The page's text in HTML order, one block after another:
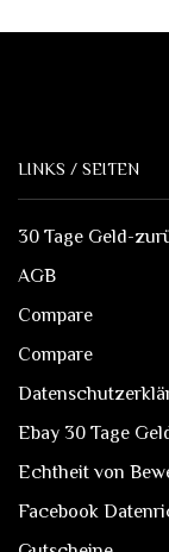
LINKS / SEITEN
30 Tage Geld-
AGB
Compare
Compare
Ebay 30 Tage
Echtheit von
Facebook